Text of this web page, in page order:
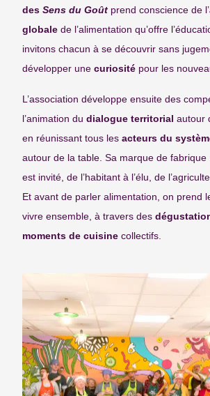
des Sens du Goût prend conscience de l’
globale de l’alimentation qu’offre
invitons chacun à se découvrir sans
développer une curiosité pour les
L’association développe ensuite des
l’animation du dialogue territorial autour
en réunissant tous les acteurs du
autour de la table. Sa marque de fabrique
est invité, de l’habitant à l’élu, de
Et avant de parler alimentation, on prend
vivre ensemble, à travers des
moments de cuisine collectifs.